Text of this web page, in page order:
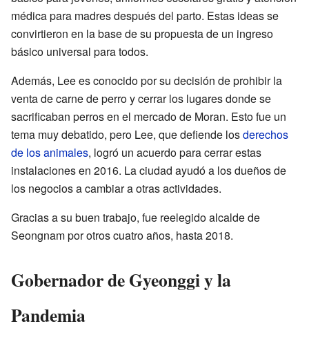
médica para madres después del parto. Estas ideas se
convirtieron en la base de su propuesta de un ingreso
básico universal para todos.
Además, Lee es conocido por su decisión de prohibir la
venta de carne de perro y cerrar los lugares donde se
sacrificaban perros en el mercado de Moran. Esto fue un
tema muy debatido, pero Lee, que defiende losderechos
de los animales, logró un acuerdo para cerrar estas
instalaciones en 2016. La ciudad ayudó a los dueños de
los negocios a cambiar a otras actividades.
Gracias a su buen trabajo, fue reelegido alcalde de
Seongnam por otros cuatro años, hasta 2018.
Gobernador de Gyeonggi y la
Pandemia